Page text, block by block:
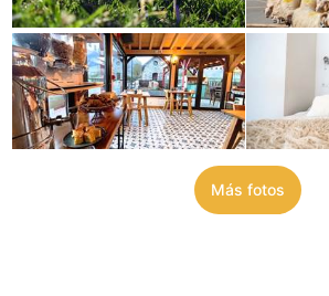
Más fotos